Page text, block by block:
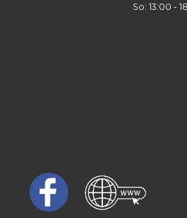
So: 13:00 -